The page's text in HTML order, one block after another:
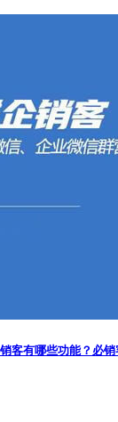
客有哪些功能？必销